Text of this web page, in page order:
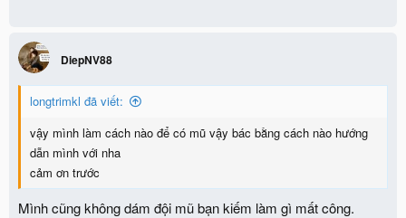
DiepNV88
longtrimkl đã viết:
vậy mình làm cách nào để có mũ vậy bác bằng cách nào hướng
dẫn mình với nha
cảm ơn trước
Mình cũng không dám đội mũ bạn kiếm làm gì mất công.